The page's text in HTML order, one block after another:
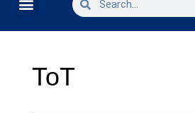
ToT